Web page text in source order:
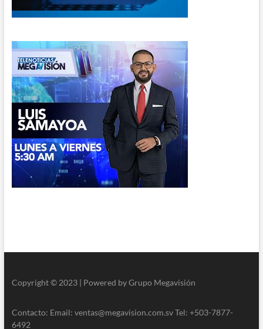
Copyright © 2023 | Powered by Grupo Megavisión
Contacto: Email: ventas@megavision.com.sv Tel: +503-7877-
6492